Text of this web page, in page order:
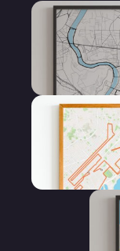
Affiche 10 km